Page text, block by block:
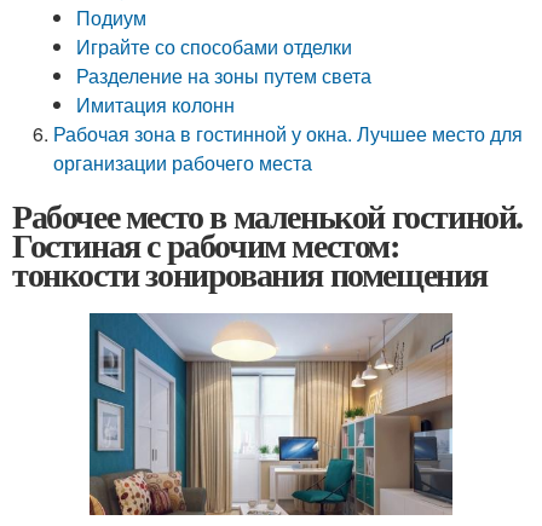
Подиум
Играйте со способами отделки
Разделение на зоны путем света
Имитация колонн
Рабочая зона в гостинной у окна. Лучшее место для
организации рабочего места
Рабочее место в маленькой гостиной.
Гостиная с рабочим местом:
тонкости зонирования помещения